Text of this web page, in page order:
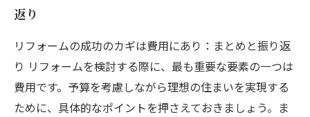
返り
リフォームの成功のカギは費用にあり：まとめと振り返
り リフォームを検討する際に、最も重要な要素の一つは
費用です。予算を考慮しながら理想の住まいを実現する
ために、具体的なポイントを押さえておきましょう。ま